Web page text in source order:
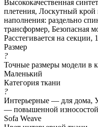
Высококачественная
плетения, Лоскутный
наполнения: раздельно
трансформер, Безопасная
Расстегивается на секции,
Размер
?
Точные размеры модели в
Маленький
Категория ткани
?
Интерьерные — для дома,
— повышенной
Sofa Weave